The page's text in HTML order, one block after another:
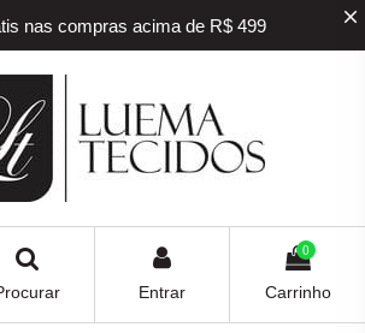
nas compras acima de R$ 499
para pagamento via PIX e BOLETO
nas compras acima de R$ 499
Entrar
0
Carrinho